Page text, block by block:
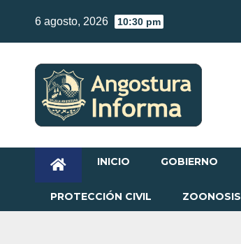
content
6 agosto, 2026 10:30 pm
INICIO GOBIERNO
PROTECCIÓN CIVIL ZOONOSIS